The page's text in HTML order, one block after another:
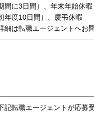
間に3日間）、年末年始休
年度10日間）、慶弔休暇
細は転職エージェントへお
記転職エージェントが応募